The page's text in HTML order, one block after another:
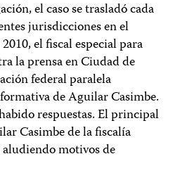
el caso se trasladó cada
jurisdicciones en el
el fiscal especial para
la prensa en Ciudad de
federal paralela
de Aguilar Casimbe.
respuestas. El principal
Casimbe de la fiscalía
motivos de